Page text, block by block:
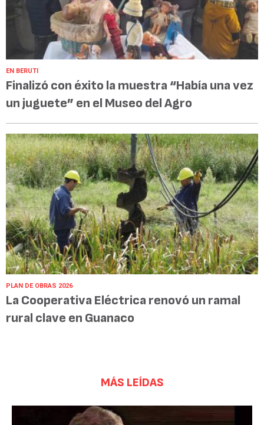
EN BERUTI
Finalizó con éxito la muestra “Había una vez
un juguete” en el Museo del Agro
PLAN DE OBRAS 2026
La Cooperativa Eléctrica renovó un ramal
rural clave en Guanaco
MÁS LEÍDAS